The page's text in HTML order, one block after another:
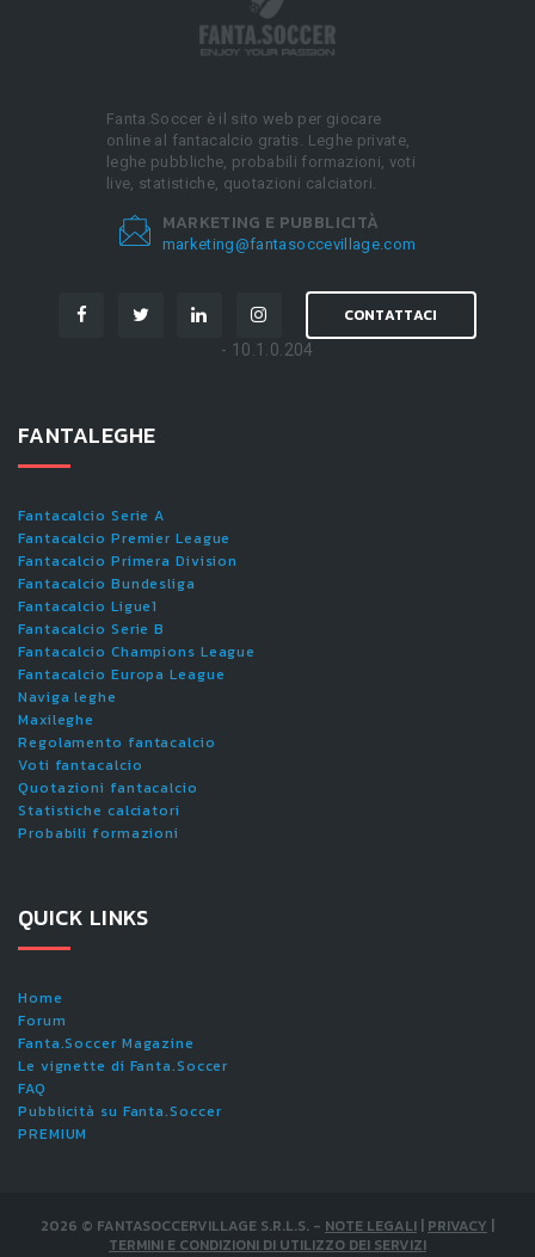
Fanta.Soccer è il sito web per giocare
online al fantacalcio gratis. Leghe private,
leghe pubbliche, probabili formazioni, voti
live, statistiche, quotazioni calciatori.
MARKETING E PUBBLICITÀ
marketing@fantasoccevillage.com
CONTATTACI
- 10.1.0.204
FANTALEGHE
Fantacalcio Serie A
Fantacalcio Premier League
Fantacalcio Primera Division
Fantacalcio Bundesliga
Fantacalcio Ligue1
Fantacalcio Serie B
Fantacalcio Champions League
Fantacalcio Europa League
Naviga leghe
Maxileghe
Regolamento fantacalcio
Voti fantacalcio
Quotazioni fantacalcio
Statistiche calciatori
Probabili formazioni
QUICK LINKS
Home
Forum
Fanta.Soccer Magazine
Le vignette di Fanta.Soccer
FAQ
Pubblicità su Fanta.Soccer
PREMIUM
2026 © FANTASOCCERVILLAGE S.R.L.S. - NOTE LEGALI | PRIVACY |
TERMINI E CONDIZIONI DI UTILIZZO DEI SERVIZI